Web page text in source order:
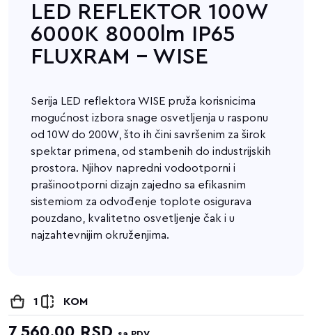
LED REFLEKTOR 100W
6000K 8000lm IP65
FLUXRAM - WISE
Serija LED reflektora WISE pruža korisnicima
mogućnost izbora snage osvetljenja u rasponu
od 10W do 200W, što ih čini savršenim za širok
spektar primena, od stambenih do industrijskih
prostora. Njihov napredni vodootporni i
prašinootporni dizajn zajedno sa efikasnim
sistemiom za odvođenje toplote osigurava
pouzdano, kvalitetno osvetljenje čak i u
najzahtevnijim okruženjima.
1 KOM